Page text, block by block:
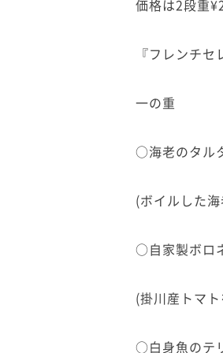
価格は2段重
『フレンチ
一の重
○海老のタル
(ボイルした
○自家製ボロ
(掛川産トマ
○白身魚のテ